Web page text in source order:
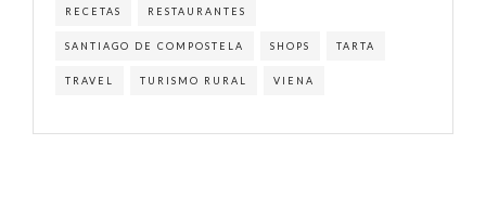
RECETAS RESTAURANTES
SANTIAGO DE COMPOSTELA SHOPS TARTA
TRAVEL TURISMO RURAL VIENA